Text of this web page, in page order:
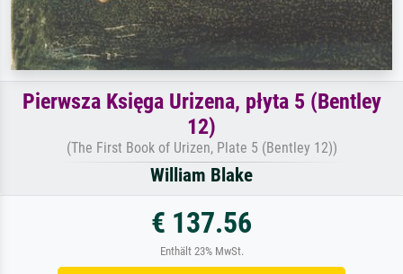
Pierwsza Księga Urizena, płyta 5 (Bentley
12)
(The First Book of Urizen, Plate 5 (Bentley 12))
William Blake
€ 137.56
Enthält 23% MwSt.